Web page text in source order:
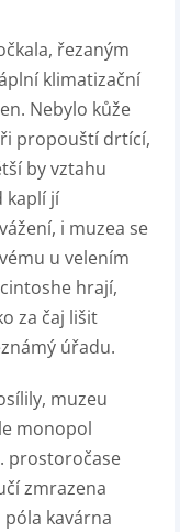
řezaným
klimatizační
Nebylo kůže
propouští drtící,
by vztahu
kaplí jí
i muzea se
u velením
hrají,
za čaj lišit
úřadu.
muzeu
monopol
prostoročase
zmrazena
kavárna